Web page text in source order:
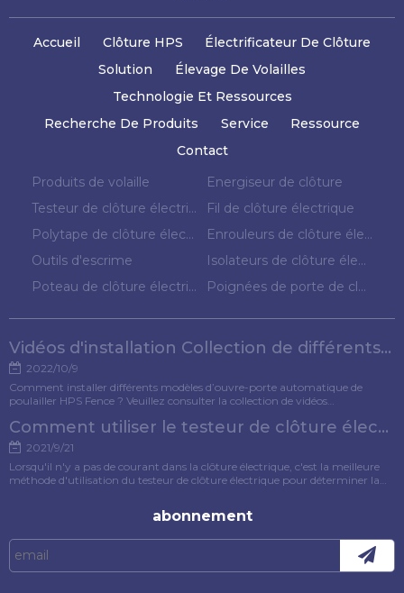
Accueil Clôture HPS
Électrificateur De Clôture
Solution
Élevage De Volailles
Technologie Et Ressources
Recherche De Produits
Service
Ressource
Contact
Produits de volaille
Energiseur de clôture
Testeur de clôture électrique
Fil de clôture électrique
Polytape de clôture électrique
Enrouleurs de clôture électrique
Outils d'escrime
Isolateurs de clôture électrique
Poteau de clôture électrique
Poignées de porte de clôture électrique
Vidéos d'installation Collection de différents modèles d'ouvre-porte pour poulets
2022/10/9
Comment installer différents modèles d’ouvre-porte automatique de
poulailler HPS Fence ? Veuillez consulter la collection de vidéos
Comment utiliser le testeur de clôture électrique ?
2021/9/21
Lorsqu'il n'y a pas de courant dans la clôture électrique, c'est la meilleure
méthode d'utilisation du testeur de clôture électrique pour déterminer la
d'utilisation du testeur de clôture électrique.
abonnement